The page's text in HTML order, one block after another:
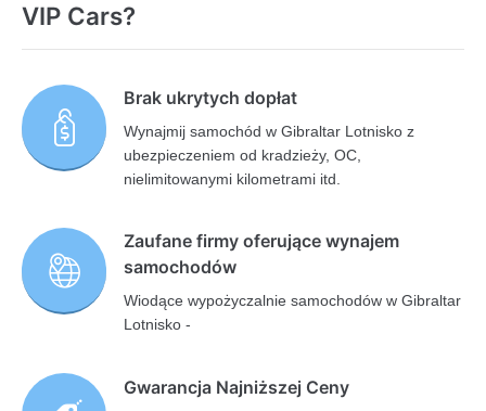
VIP Cars?
Brak ukrytych dopłat
Wynajmij samochód w Gibraltar Lotnisko z
ubezpieczeniem od kradzieży, OC,
nielimitowanymi kilometrami itd.
Zaufane firmy oferujące wynajem
samochodów
Wiodące wypożyczalnie samochodów w Gibraltar
Lotnisko -
Gwarancja Najniższej Ceny